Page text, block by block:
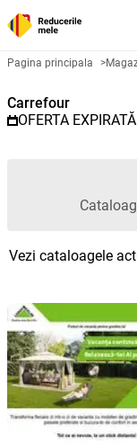
Catalog
Pagina principala >
Carrefour
OFERTA EXPIRATĂ
Vezi cataloagele